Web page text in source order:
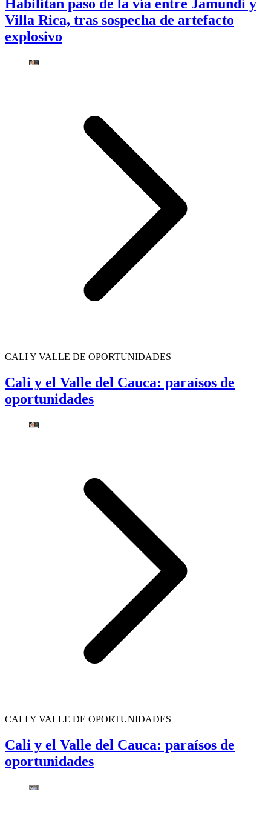
Habilitan paso de la vía entre Jamundí y
Villa Rica, tras sospecha de artefacto
explosivo
CALI Y VALLE DE OPORTUNIDADES
Cali y el Valle del Cauca: paraísos de
oportunidades
CALI Y VALLE DE OPORTUNIDADES
Cali y el Valle del Cauca: paraísos de
oportunidades